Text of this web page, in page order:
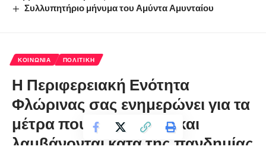
Συλλυπητήριο μήνυμα του Αμύντα Αμυνταίου
ΚΟΙΝΩΝΊΑ ΠΟΛΙΤΙΚΉ
Η Περιφερειακή Ενότητα
Φλώρινας σας ενημερώνει για τα
μέτρα που ελήφθησαν και
λαμβάνονται κατά της πανδημίας